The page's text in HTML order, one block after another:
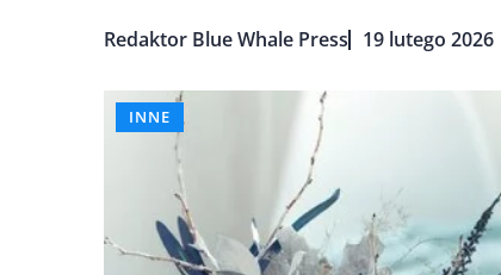
Redaktor Blue Whale Press 19 lutego 2026
INNE